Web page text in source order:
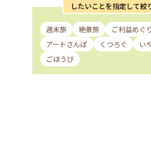
したいことを指定して絞
週末旅 絶景旅
ご利益めぐり
アートさんぽ
くつろぐ
い
ごほうび